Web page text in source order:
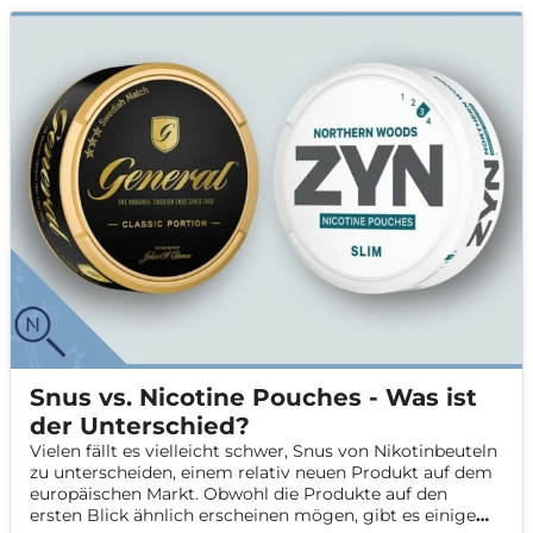
Snus vs. Nicotine Pouches - Was ist
der Unterschied?
Vielen fällt es vielleicht schwer, Snus von Nikotinbeuteln
zu unterscheiden, einem relativ neuen Produkt auf dem
europäischen Markt. Obwohl die Produkte auf den
ersten Blick ähnlich erscheinen mögen, gibt es einige